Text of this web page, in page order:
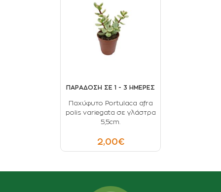
ΠΑΡΑΔΟΣΗ ΣΕ 1 - 3 ΗΜΕΡΕΣ
Παχύφυτο Portulaca afra
polis variegata σε γλάστρα
5,5cm.
2,00€